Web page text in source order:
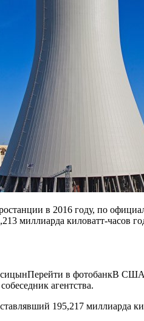
в 2016 году, по
миллиарда киловатт-часов
в фотобанкВ США
агентства.
195,217 миллиарда